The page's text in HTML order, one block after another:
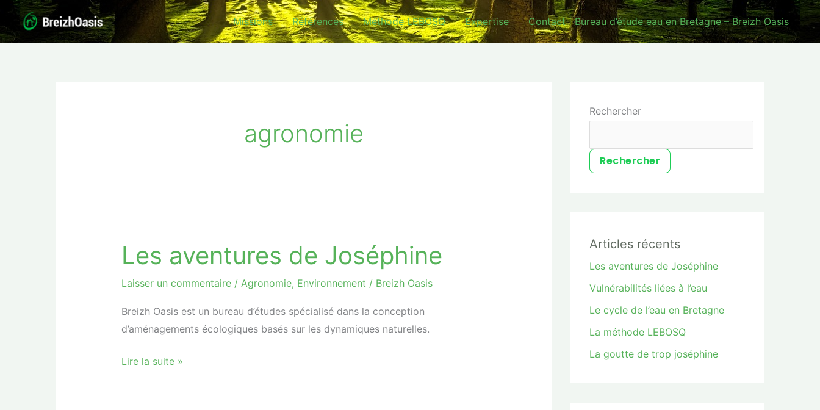
Aller
au
contenu
Missions Références Méthode LEBOSQ Expertise Contact | Bureau d’étude eau en Bretagne – Breizh Oasis
agronomie
Les aventures de Joséphine
Laisser un commentaire / Agronomie, Environnement / Breizh Oasis
Breizh Oasis est un bureau d’études spécialisé dans la conception
d’aménagements écologiques basés sur les dynamiques naturelles.
Les
aventures
de
Lire la suite »
Rechercher
Rechercher
Articles récents
Les aventures de Joséphine
Vulnérabilités liées à l’eau
Le cycle de l’eau en Bretagne
La méthode LEBOSQ
La goutte de trop joséphine